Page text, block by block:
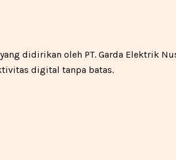
yang didirikan oleh PT. Garda Elektrik
digital tanpa batas.